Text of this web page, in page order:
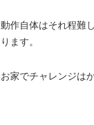
動作自体はそれ程難
ります。
お家でチャレンジは